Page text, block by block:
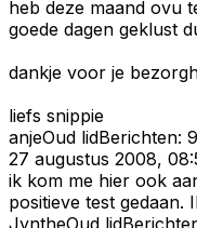
heb deze maand ovu
goede dagen geklust
dankje voor je
liefs snippie
anjeOud lidBerichten:
27 augustus 2008,
ik kom me hier ook
positieve test gedaan.
JyntheOud lid